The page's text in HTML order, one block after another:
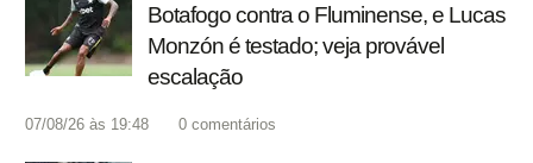
Botafogo contra o Fluminense, e Lucas
Monzón é testado; veja provável
escalação
07/08/26 às 19:48 0 comentários